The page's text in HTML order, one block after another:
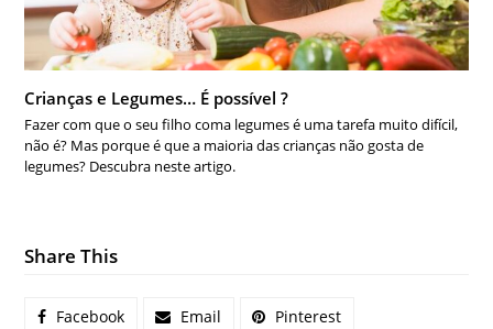
Crianças e Legumes… É possível ?
Fazer com que o seu filho coma legumes é uma tarefa muito difícil,
não é? Mas porque é que a maioria das crianças não gosta de
legumes? Descubra neste artigo.
Share This
Facebook Email Pinterest